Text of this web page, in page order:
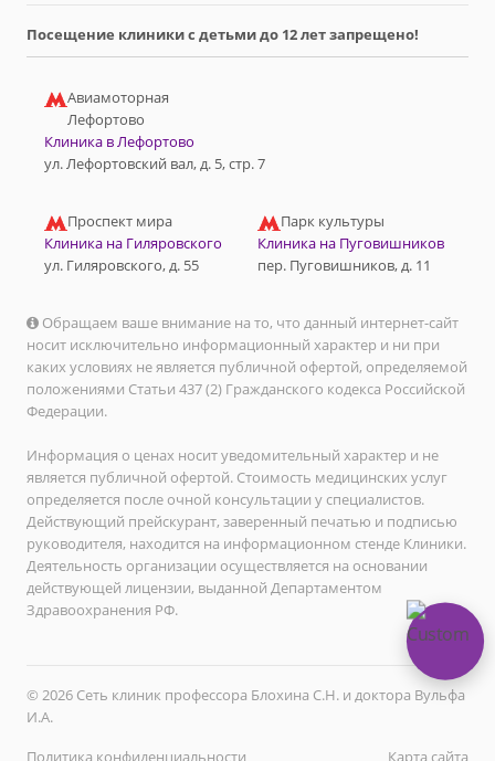
Посещение клиники с детьми до 12 лет запрещено!
Авиамоторная
Лефортово
Клиника в Лефортово
ул. Лефортовский вал, д. 5, стр. 7
Проспект мира
Клиника на Гиляровского
ул. Гиляровского, д. 55
Парк культуры
Клиника на Пуговишников
пер. Пуговишников, д. 11
Обращаем ваше внимание на то, что данный интернет-сайт
носит исключительно информационный характер и ни при
каких условиях не является публичной офертой, определяемой
положениями Статьи 437 (2) Гражданского кодекса Российской
Федерации.
Информация о ценах носит уведомительный характер и не
является публичной офертой. Стоимость медицинских услуг
определяется после очной консультации у специалистов.
Действующий прейскурант, заверенный печатью и подписью
руководителя, находится на информационном стенде Клиники.
Деятельность организации осуществляется на основании
действующей лицензии, выданной Департаментом
Здравоохранения РФ.
© 2026 Сеть клиник профессора Блохина С.Н. и доктора Вульфа
И.А.
Политика конфиденциальности
Карта сайта